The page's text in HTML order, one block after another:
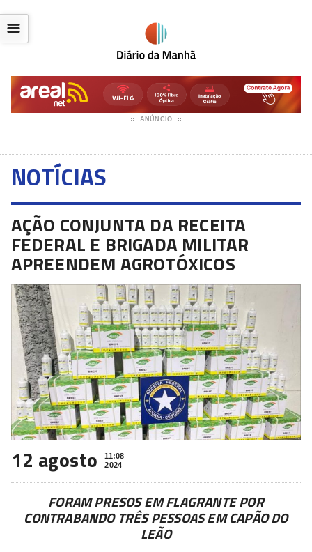
ANÚNCIO
☰
NOTÍCIAS
AÇÃO CONJUNTA DA RECEITA
FEDERAL E BRIGADA MILITAR
APREENDEM AGROTÓXICOS
12 agosto
11:08
2024
FORAM PRESOS EM FLAGRANTE POR
CONTRABANDO TRÊS PESSOAS EM CAPÃO DO
LEÃO